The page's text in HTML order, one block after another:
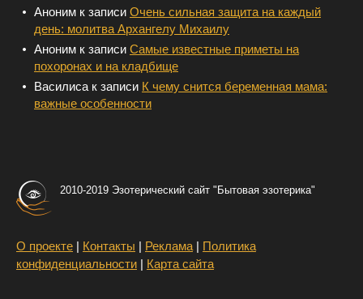
Аноним к записи Очень сильная защита на каждый
день: молитва Архангелу Михаилу
Аноним к записи Самые известные приметы на
похоронах и на кладбище
Василиса к записи К чему снится беременная мама:
важные особенности
2010-2019 Эзотерический сайт "Бытовая эзотерика"
О проекте | Контакты | Реклама | Политика
конфиденциальности | Карта сайта